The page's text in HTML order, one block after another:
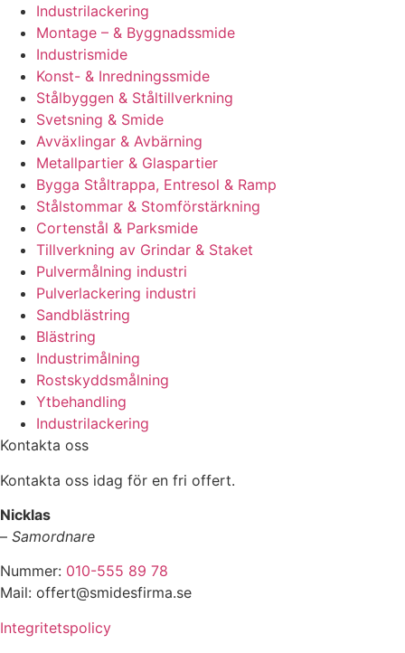
Industrilackering
Montage – & Byggnadssmide
Industrismide
Konst- & Inredningssmide
Stålbyggen & Ståltillverkning
Svetsning & Smide
Avväxlingar & Avbärning
Metallpartier & Glaspartier
Bygga Ståltrappa, Entresol & Ramp
Stålstommar & Stomförstärkning
Cortenstål & Parksmide
Tillverkning av Grindar & Staket
Pulvermålning industri
Pulverlackering industri
Sandblästring
Blästring
Industrimålning
Rostskyddsmålning
Ytbehandling
Industrilackering
Kontakta oss
Kontakta oss idag för en fri offert.
Nicklas
– Samordnare
Nummer: 010-555 89 78
Mail: offert@smidesfirma.se
Integritetspolicy